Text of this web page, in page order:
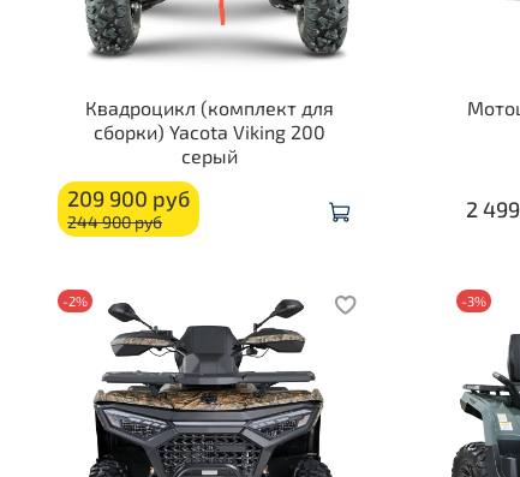
Квадроцикл (комплект для
сборки) Yacota Viking 200
серый
209 900 руб
244 900 руб
2
-2% -3%